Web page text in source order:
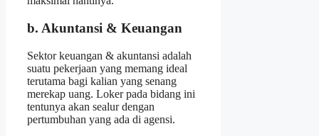
b. Akuntansi & Keuangan
Sektor keuangan & akuntansi adalah
suatu pekerjaan yang memang ideal
terutama bagi kalian yang senang
merekap uang. Loker pada bidang ini
tentunya akan sealur dengan
pertumbuhan yang ada di agensi.